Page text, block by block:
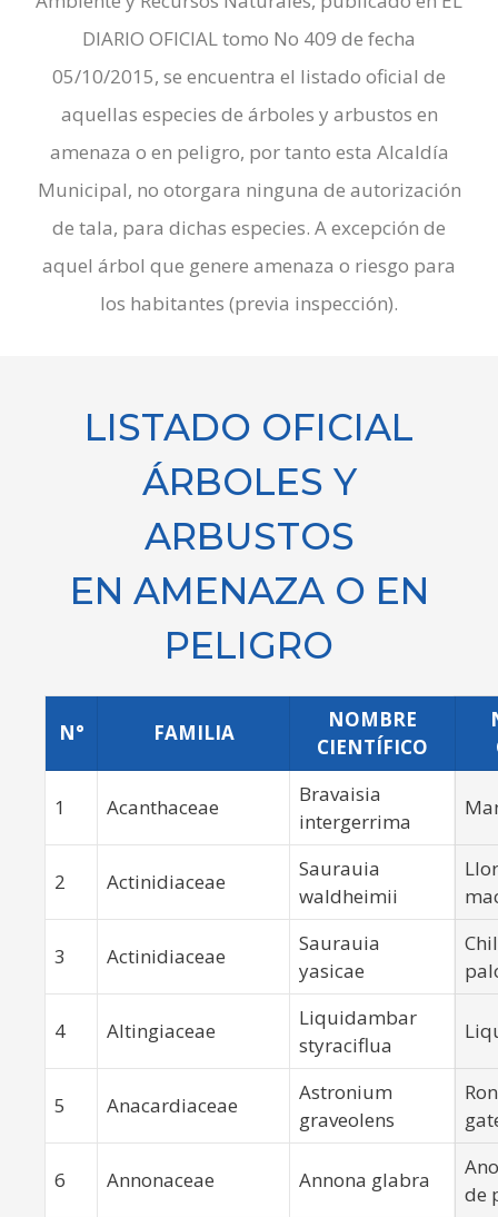
DIARIO OFICIAL tomo No 409 de fecha
05/10/2015, se encuentra el listado oficial de
aquellas especies de árboles y arbustos en
amenaza o en peligro, por tanto esta Alcaldía
Municipal, no otorgara ninguna de autorización
de tala, para dichas especies. A excepción de
aquel árbol que genere amenaza o riesgo para
los habitantes (previa inspección).
LISTADO OFICIAL
ÁRBOLES Y
ARBUSTOS
EN AMENAZA O EN
PELIGRO
N° FAMILIA
NOMBRE
CIENTÍFICO
1 Acanthaceae
Bravaisia
intergerrima
2 Actinidiaceae
Saurauia
waldheimii
3 Actinidiaceae
Saurauia
yasicae
4 Altingiaceae
Liquidambar
styraciflua
5 Anacardiaceae
Astronium
graveolens
6 Annonaceae Annona glabra
de